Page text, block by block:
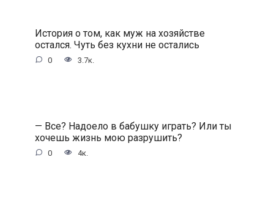
История о том, как муж на хозяйстве
остался. Чуть без кухни не остались
0 3.7к.
— Все? Надоело в бабушку играть? Или ты
хочешь жизнь мою разрушить?
0 4к.